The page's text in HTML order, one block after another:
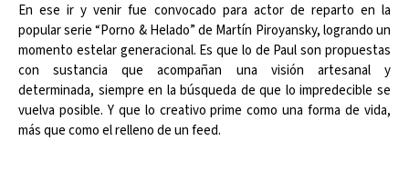
En ese ir y venir fue convocado para actor de reparto en la
popular serie “Porno & Helado” de Martín Piroyansky, logrando un
momento estelar generacional. Es que lo de Paul son propuestas
con sustancia que acompañan una visión artesanal y
determinada, siempre en la búsqueda de que lo impredecible se
vuelva posible. Y que lo creativo prime como una forma de vida,
más que como el relleno de un feed.